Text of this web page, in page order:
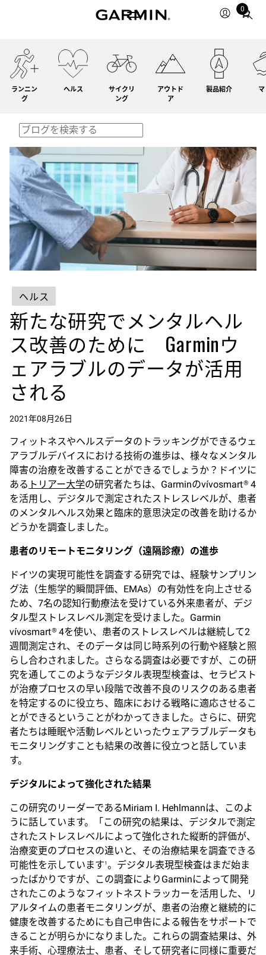
0
Total
ランニン
グ
ヘルス
サイクリ
ング
アウトド
ア
製品紹介
ヘルス
新たな研究でメンタルヘル
ス改善のために Garminウ
ェアラブルのデータが活用
される
2021年08月26日
フィットネスやヘルスデータのトラッキングができるウェ
アラブルデバイスにおける技術の進歩は、様々なメンタル
障害の治療を改善することができるでしょうか？ドイツに
ある トリアー大学の研究者たちは、Garminのvívosmart® 4
を活用し、デジタルで測定されたストレスレベルが、患者
のメンタルヘルス効果と臨床的意思決定の改善を助けるか
どうかを調査しました。
患者のリモートモニタリング（遠隔診療）の進歩
ドイツの実現可能性を調査する研究では、経験サンプリン
グ法（生態学的瞬間評価、EMAs）の有効性を向上させる
ため、7名の認知行動療法を受けている外来患者が、デジ
タル型ストレスレベル測定を受けました。Garmin
vívosmart® 4を使い、患者のストレスレベルは継続して2
週間測定され、そのデータは同じ時系列の行動や経験と照
らし合わされました。さらなる調査は必要ですが、この研
究を通してこのようなデジタル表現型検査は、セラピスト
が治療プロセスの早い段階で改善不良のリスクのある患者
を特定するのに役立ち、臨床における戦略に適応させるこ
とができるということがわかってきました。さらに、研究
者たちは睡眠や活動レベルといったウェアラブルデータも
モニタリングすことも結果の改善に役立つと話していま
す。
デジタルによって強化された結果
この研究のリーダーであるMiriam I. Hehlmannは、このよ
うに話しています。「この研究の結果は、デジタルで測定
されたストレスレベルによって強化された縦断的評価が、
治療変更のプロセスの違いと、その治療結果を調査できる
可能性を示しています1 。デジタル表現型検査はまだ始ま
ったばかりですが、この調査によりGarminによって開発
されたこのようなフィットネストラッカーを活用した、リ
アルタイムの患者モニタリングが、患者の治療と継続的に
健康を改善するためにも自己申告による報告をサポートで
きることが明らかになりました。これらの調査結果は、外
来手術、心理療法士、患者、そして研究者に同様に重要だ